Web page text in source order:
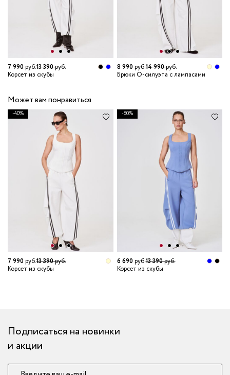
7 990руб.13 390руб.
Корсет из скубы
8 990руб.14 990руб.
Брюки О-силуэта с лампасами
Может вам понравиться
-40%
7 990руб.13 390руб.
Корсет из скубы
-50%
6 690руб.13 390руб.
Корсет из скубы
Подписаться на новинки
и акции